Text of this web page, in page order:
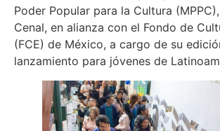
Poder Popular para la Cultura
Cenal, en alianza con el Fondo de
(FCE) de México, a cargo de su
lanzamiento para jóvenes de